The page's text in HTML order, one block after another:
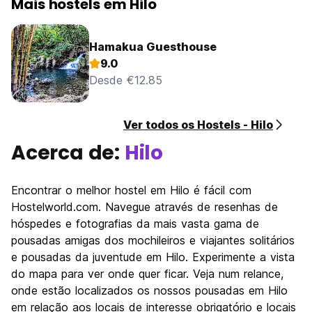
que você chegar, alguém estará disponível para atendê-lo.
### Acesso ao Hostel:
Na sua chegada, por favor, toque a campainha e nosso
pessoal da recepção o deixará entrar. Após o check-in,
você receberá um código pessoal para usar para entrar no
hostel e acessar seu quarto.
Estamos localizados no coração do encantador centro de
Hilo, a cerca de 10-15 minutos de Uber do Aeroporto
Internacional de Hilo. O endereço é 107 Waianuenue Ave
### Estacionamento:
Estacionamento municipal pago nas proximidades está
disponível 24 horas por dia, sujeito a limites. Além disso,
estacionamento gratuito nas ruas ao redor do bairro
também é uma opção. O Hostel não é responsável por
danos ou roubos de veículos.
### Identificação Necessária:
Este hostel é apenas para viajantes. Exigimos que todos os
Mais hostels em Hilo
Hamakua Guesthouse
9.0
Desde €12.85
Ver todos os Hostels - Hilo
Acerca de: Hilo
Encontrar o melhor hostel em Hilo é fácil com
Hostelworld.com. Navegue através de resenhas de
hóspedes e fotografias da mais vasta gama de
pousadas amigas dos mochileiros e viajantes solitários
e pousadas da juventude em Hilo. Experimente a vista
do mapa para ver onde quer ficar. Veja num relance,
onde estão localizados os nossos pousadas em Hilo
em relação aos locais de interesse obrigatório e locais